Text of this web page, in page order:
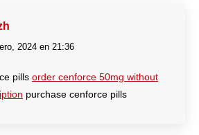
2024 en 21:36
pills order cenforce 50mg without
purchase cenforce pills